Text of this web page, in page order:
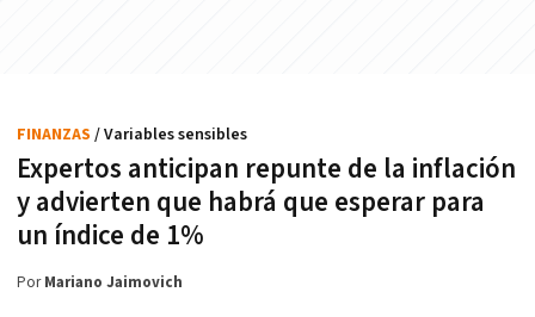
Expertos anticipan repunte de la inflación
y advierten que habrá que esperar para
un índice de 1%
FINANZAS / Variables sensibles
PorMariano Jaimovich